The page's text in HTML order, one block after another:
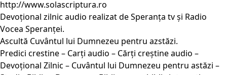
http://www.solascriptura.ro
Devoțional zilnic audio realizat de Speranța tv și Radio
Vocea Speranței.
Ascultă Cuvântul lui Dumnezeu pentru azstăzi.
Predici crestine – Carți audio – Cărți creștine audio –
Devoțional Zilnic – Cuvântul lui Dumnezeu pentru astăzi –